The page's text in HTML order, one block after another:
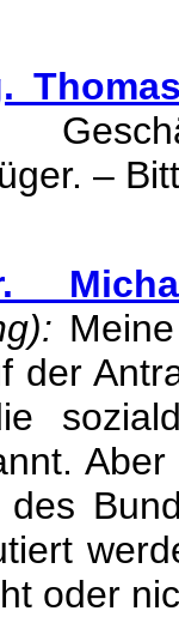
–
der
oder